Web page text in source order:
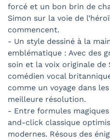
forcé et un bon brin de
Simon sur la voie de
commencent.
- Un style dessiné à la
emblématique : Avec des
soin et la voix originale
comédien vocal
comme un voyage dans
meilleure résolution.
- Entre formules
and-click classique
modernes. Résous des